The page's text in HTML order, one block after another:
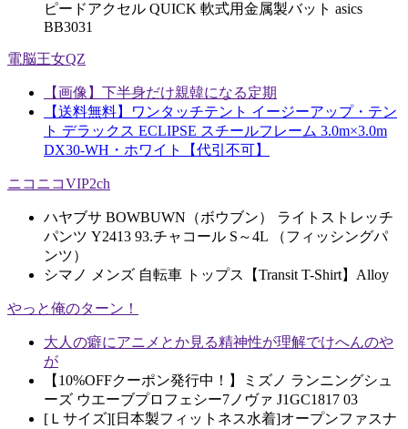
ピードアクセル QUICK 軟式用金属製バット asics
BB3031
電脳王女QZ
【画像】下半身だけ親韓になる定期
【送料無料】ワンタッチテント イージーアップ・テン
ト デラックス ECLIPSE スチールフレーム 3.0m×3.0m
DX30-WH・ホワイト【代引不可】
ニコニコVIP2ch
ハヤブサ BOWBUWN（ボウブン） ライトストレッチ
パンツ Y2413 93.チャコール S～4L （フィッシングパ
ンツ）
シマノ メンズ 自転車 トップス【Transit T-Shirt】Alloy
やっと俺のターン！
大人の癖にアニメとか見る精神性が理解でけへんのや
が
【10%OFFクーポン発行中！】ミズノ ランニングシュ
ーズ ウエーブプロフェシー7ノヴァ J1GC1817 03
[Ｌサイズ][日本製フィットネス水着]オープンファスナ